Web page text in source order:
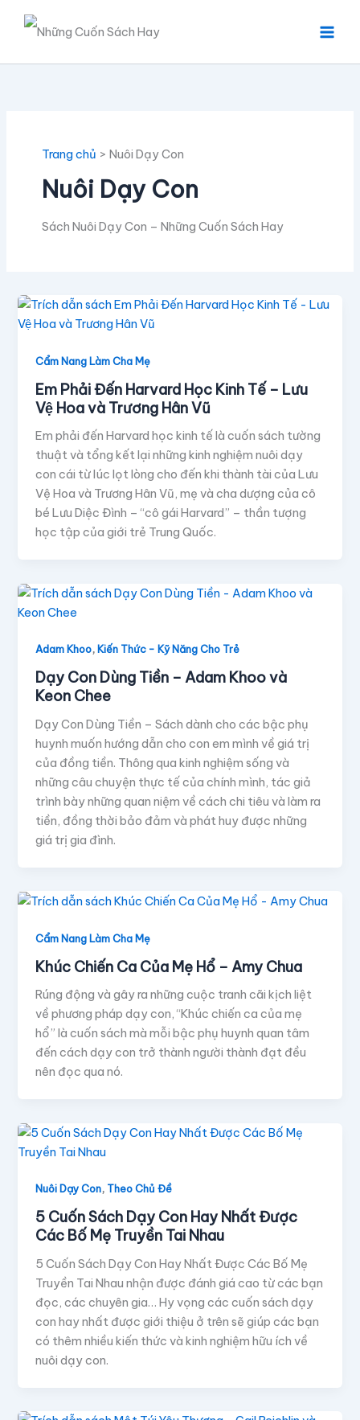
dung
Trang chủ Nuôi Dạy Con
Nuôi Dạy Con
Sách Nuôi Dạy Con – Những Cuốn Sách Hay
Cẩm Nang Làm Cha Mẹ
Em Phải Đến Harvard Học Kinh Tế – Lưu
Vệ Hoa và Trương Hân Vũ
Em phải đến Harvard học kinh tế là cuốn sách tường
thuật và tổng kết lại những kinh nghiệm nuôi dạy
con cái từ lúc lọt lòng cho đến khi thành tài của Lưu
Vệ Hoa và Trương Hân Vũ, mẹ và cha dượng của cô
bé Lưu Diệc Đình – “cô gái Harvard” – thần tượng
học tập của giới trẻ Trung Quốc.
Adam Khoo,Kiến Thức - Kỹ Năng Cho Trẻ
Dạy Con Dùng Tiền – Adam Khoo và
Keon Chee
Dạy Con Dùng Tiền – Sách dành cho các bậc phụ
huynh muốn hướng dẫn cho con em mình về giá trị
của đồng tiền. Thông qua kinh nghiệm sống và
những câu chuyện thực tế của chính mình, tác giả
trình bày những quan niệm về cách chi tiêu và làm ra
tiền, đồng thời bảo đảm và phát huy được những
giá trị gia đình.
Cẩm Nang Làm Cha Mẹ
Khúc Chiến Ca Của Mẹ Hổ – Amy Chua
Rúng động và gây ra những cuộc tranh cãi kịch liệt
về phương pháp dạy con, “Khúc chiến ca của mẹ
hổ” là cuốn sách mà mỗi bậc phụ huynh quan tâm
đến cách dạy con trở thành người thành đạt đều
nên đọc qua nó.
Nuôi Dạy Con, Theo Chủ Đề
5 Cuốn Sách Dạy Con Hay Nhất Được
Các Bố Mẹ Truyền Tai Nhau
5 Cuốn Sách Dạy Con Hay Nhất Được Các Bố Mẹ
Truyền Tai Nhau nhận được đánh giá cao từ các bạn
đọc, các chuyên gia… Hy vọng các cuốn sách dạy
con hay nhất được giới thiệu ở trên sẽ giúp các bạn
có thêm nhiều kiến thức và kinh nghiệm hữu ích về
nuôi dạy con.